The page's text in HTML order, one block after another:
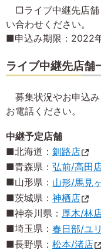
□ライブ中継先店舗
い合わせください。
■申込み期限：2022
ライブ中継先店舗
募集状況やお申込
お電話ください。
中継予定店舗
■北海道： 釧路店
■青森県： 弘前/高田
■山形県： 山形/馬見
■茨城県： 神栖店
■神奈川県： 厚木/林
■埼玉県： 春日部/ユ
■長野県： 松本/渚店